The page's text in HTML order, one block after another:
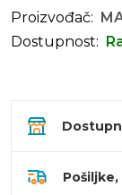
Proizvođač:
Dostupnost: